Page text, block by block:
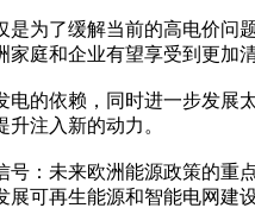
为了缓解当前的高电价
庭和企业有望享受到更加
的依赖，同时进一步发
注入新的动力。
：未来欧洲能源政策的重
可再生能源和智能电网建